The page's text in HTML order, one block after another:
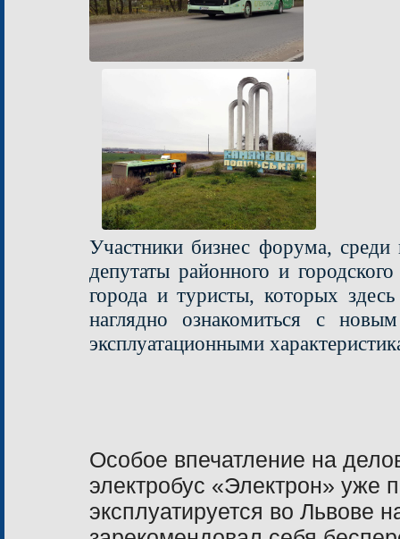
Участники бизнес форума,
депутаты районного и
города и туристы, которых
наглядно ознакомиться с
эксплуатационными
Особое впечатление на
электробус «Электрон» уже
эксплуатируется во Львове